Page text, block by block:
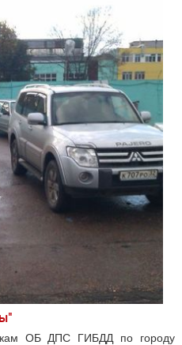
ОБ ДПС ГИБДД по городу